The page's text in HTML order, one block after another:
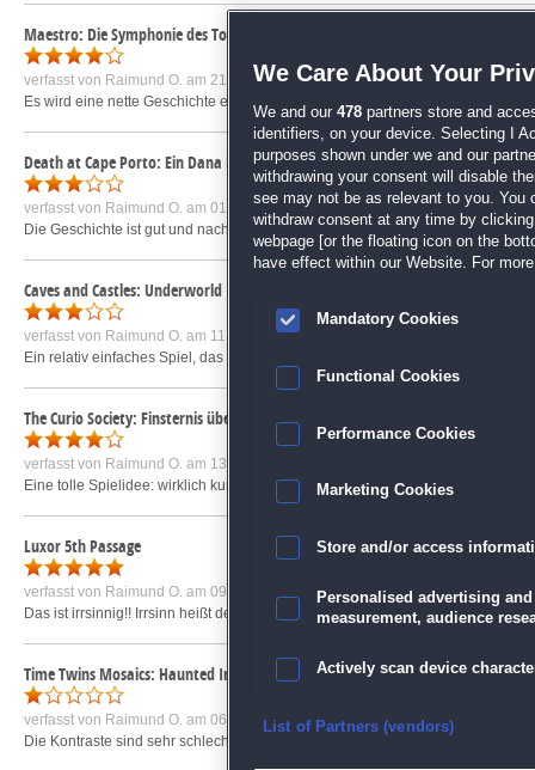
Maestro: Die Symphonie des Todes Sammleredition
verfasst von Raimund O. am 21.07.2018 um 22:38
Es wird eine nette Geschichte erzählt. Die Graphik ist nicht ganz toll, und
Death at Cape Porto: Ein Dana Knightstone Roman
verfasst von Raimund O. am 01.09.2019 um 16:50
Die Geschichte ist gut und nachzuvollziehen. Das Spiel hat auch eine
Caves and Castles: Underworld
verfasst von Raimund O. am 11.06.2018 um 22:42
Ein relativ einfaches Spiel, das leider viel zu schnell fertig gespielt ist.
The Curio Society: Finsternis über Messina Sammleredition
verfasst von Raimund O. am 13.12.2017 um 18:18
Eine tolle Spielidee: wirklich kuriose Gegenstände werden zur Bewältigung
Luxor 5th Passage
verfasst von Raimund O. am 09.12.2013 um 20:13
Das ist irrsinnig!! Irrsinn heißt der höchste Schwierigkeitsgrad. Und irrsinnig
Time Twins Mosaics: Haunted Images
verfasst von Raimund O. am 06.01.2019 um 23:31
Die Kontraste sind sehr schlecht, es ist z. B. kaum zu erkennen, ob jetzt 5
We Care About Your
We and our 478 partners store and
identifiers, on your device. Selecting I
purposes shown under we and our
withdrawing your consent will disable
see may not be as relevant to you. You
withdraw consent at any time by
webpage [or the floating icon on the
have effect within our Website. For
Mandatory Cookies
Functional Cookies
Performance Cookies
Marketing Cookies
Store and/or access
Personalised advertising
measurement, audience
Actively scan device
Ensure security, prevent
List of Partners (vendors)